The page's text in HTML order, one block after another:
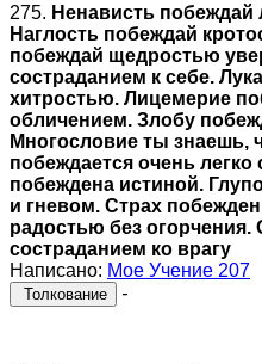
275. Ненависть
Наглость побеждай
побеждай щедростью
состраданием к себе.
хитростью. Лицемерие
обличением. Злобу
Многословие ты знаешь,
побеждается очень
побеждена истиной.
и гневом. Страх
радостью без
состраданием ко врагу
Написано: Мое Учение 207
Толкование -